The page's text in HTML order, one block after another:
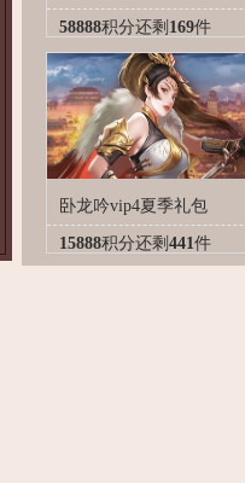
58888积分还剩 169件
卧龙吟vip4夏季礼包
15888积分还剩 441件